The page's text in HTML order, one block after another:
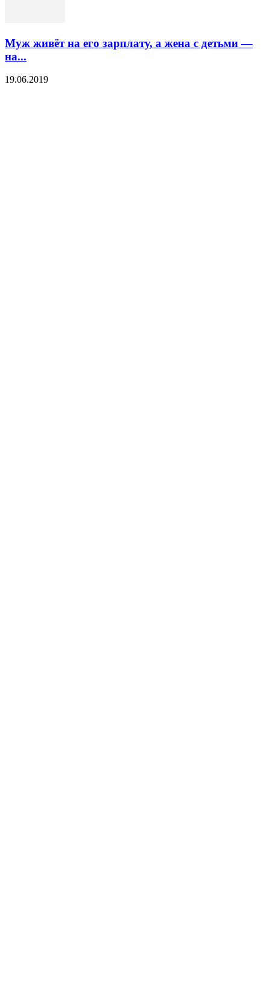
Муж живёт на его зарплату, а жена с детьми —
на...
19.06.2019